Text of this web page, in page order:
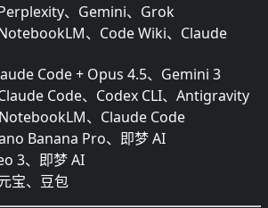
、Gemini、Grok
、Code Wiki、Claude
Code + Opus 4.5、Gemini 3
Code、Codex CLI、Antigravity
、Claude Code
Banana Pro、即梦 AI
3、即梦 AI
、豆包